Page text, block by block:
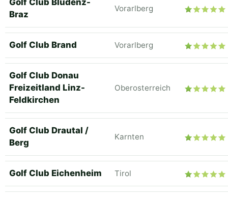
Golf Club Bludenz-
Braz
Vorarlberg
Golf Club Brand Vorarlberg
Golf Club Donau
Freizeitland Linz-
Feldkirchen
Oberosterreich
Golf Club Drautal /
Berg
Karnten
Golf Club Eichenheim Tirol